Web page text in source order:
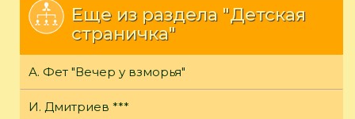
Еще из раздела "Детская
страничка"
А. Фет "Вечер у взморья"
И. Дмитриев ***